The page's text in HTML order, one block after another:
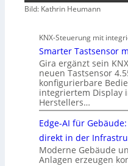
Bild: Kathrin Heumann
KNX-Steuerung mit
Smarter Tastsensor
Gira ergänzt sein
neuen Tastsensor
konfigurierbare
integriertem Display
Herstellers…
Edge-AI für
direkt in der
Moderne Gebäude
Anlagen erzeugen